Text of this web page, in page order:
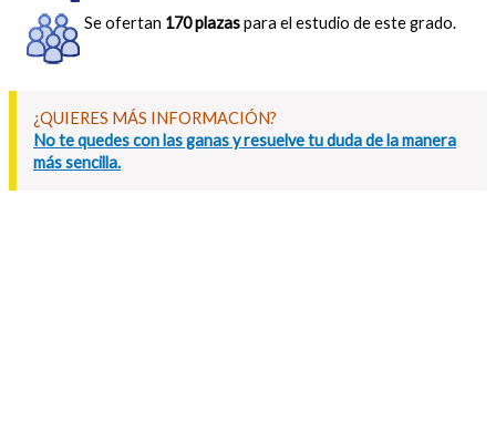
Se ofertan 170 plazaspara el estudio de este grado.
¿QUIERES MÁS INFORMACIÓN?
No te quedes con las ganas y resuelve tu duda de la manera
más sencilla.